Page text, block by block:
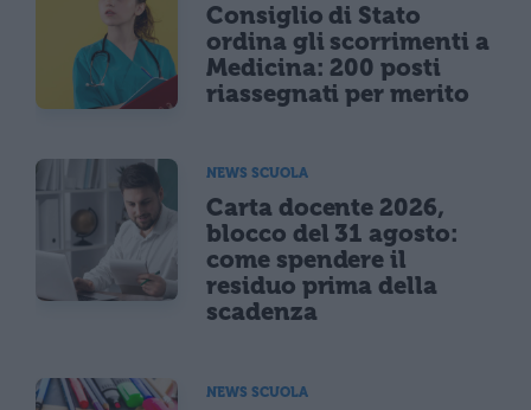
Consiglio di Stato
ordina gli scorrimenti a
Medicina: 200 posti
riassegnati per merito
NEWS SCUOLA
Carta docente 2026,
blocco del 31 agosto:
come spendere il
residuo prima della
scadenza
NEWS SCUOLA